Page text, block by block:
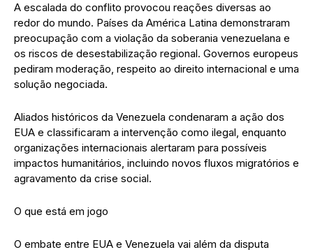
A escalada do conflito provocou reações diversas ao
redor do mundo. Países da América Latina demonstraram
preocupação com a violação da soberania venezuelana e
os riscos de desestabilização regional. Governos europeus
pediram moderação, respeito ao direito internacional e uma
solução negociada.
Aliados históricos da Venezuela condenaram a ação dos
EUA e classificaram a intervenção como ilegal, enquanto
organizações internacionais alertaram para possíveis
impactos humanitários, incluindo novos fluxos migratórios e
agravamento da crise social.
O que está em jogo
O embate entre EUA e Venezuela vai além da disputa